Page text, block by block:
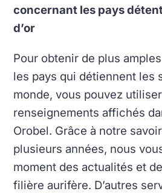
concernant les pays
d’or
Pour obtenir de plus
les pays qui détiennent les
monde, vous pouvez
renseignements affichés
Orobel. Grâce à notre
plusieurs années, nous
moment des actualités et
filière aurifère. D’autres